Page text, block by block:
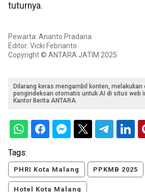
tuturnya.
Pewarta: Ananto Pradana
Editor: Vicki Febrianto
Copyright © ANTARA JATIM 2025
Dilarang keras mengambil konten, melakukan
pengindeksan otomatis untuk AI di situs web
Kantor Berita ANTARA.
Tags:
PHRI Kota Malang PPKMB 2025
Hotel Kota Malang